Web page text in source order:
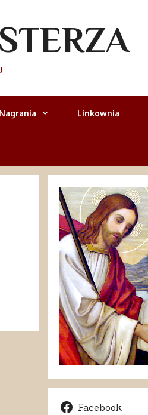
Nagrania Linkownia
Facebook